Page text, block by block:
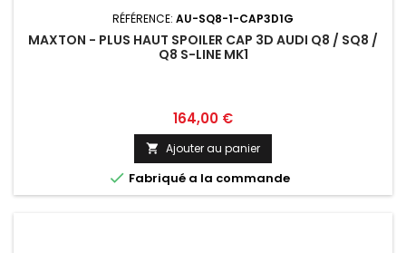
RÉFÉRENCE: AU-SQ8-1-CAP3D1G
MAXTON - PLUS HAUT SPOILER CAP 3D AUDI Q8 / SQ8 /
Q8 S-LINE MK1
Prix
164,00 €
 Ajouter au panier
 Fabriqué a la commande